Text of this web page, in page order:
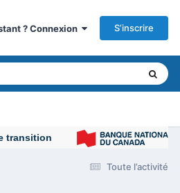
? Connexion S’inscrire
Toute l’activité